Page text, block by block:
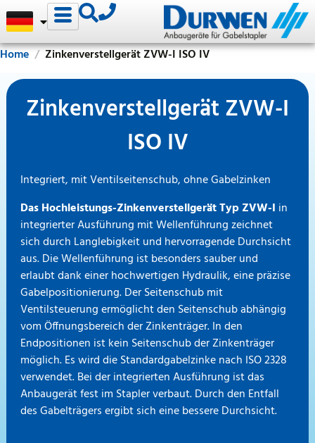
Home Zinkenverstellgerät ZVW-I ISO IV
Zinkenverstellgerät ZVW-I
ISO IV
Integriert, mit Ventilseitenschub, ohne Gabelzinken
Das Hochleistungs-Zinkenverstellgerät Typ ZVW-I in
integrierter Ausführung mit Wellenführung zeichnet
sich durch Langlebigkeit und hervorragende Durchsicht
aus. Die Wellenführung ist besonders sauber und
erlaubt dank einer hochwertigen Hydraulik, eine präzise
Gabelpositionierung. Der Seitenschub mit
Ventilsteuerung ermöglicht den Seitenschub abhängig
vom Öffnungsbereich der Zinkenträger. In den
Endpositionen ist kein Seitenschub der Zinkenträger
möglich. Es wird die Standardgabelzinke nach ISO 2328
verwendet. Bei der integrierten Ausführung ist das
Anbaugerät fest im Stapler verbaut. Durch den Entfall
des Gabelträgers ergibt sich eine bessere Durchsicht.